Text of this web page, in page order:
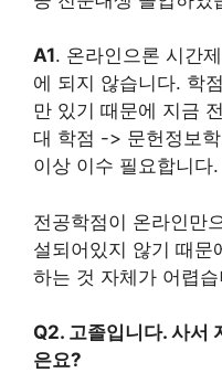
A1. 온라인으론 시간
에 되지 않습니다. 학
만 있기 때문에 지금
대 학점 -> 문헌정보
이상 이수 필요합니다.
전공학점이 온라인만
설되어있지 않기 때
하는 것 자체가 어렵
Q2. 고졸입니다. 사서
은요?